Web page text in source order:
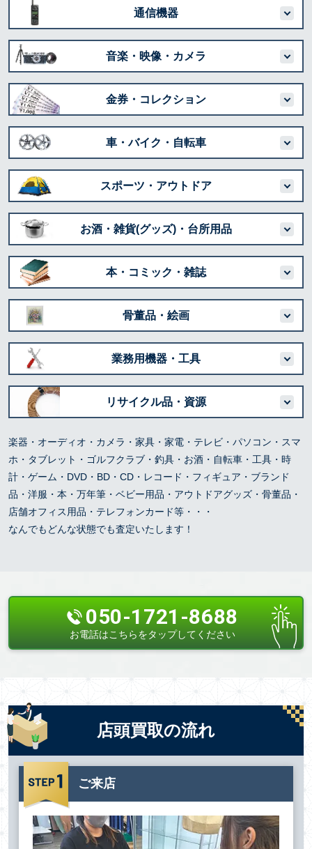
通信機器
音楽・映像・カメラ
金券・コレクション
車・バイク・自転車
スポーツ・アウトドア
お酒・雑貨(グッズ)・台所用品
本・コミック・雑誌
骨董品・絵画
業務用機器・工具
リサイクル品・資源
楽器・オーディオ・カメラ・家具・家電・テレビ・パソコン・スマ
ホ・タブレット・ゴルフクラブ・釣具・お酒・自転車・工具・時
計・ゲーム・DVD・BD・CD・レコード・フィギュア・ブランド
品・洋服・本・万年筆・ベビー用品・アウトドアグッズ・骨董品・
店舗オフィス用品・テレフォンカード等・・・
なんでもどんな状態でも査定いたします！
050-1721-8688
お電話はこちらをタップしてください
店頭買取の流れ
ご来店